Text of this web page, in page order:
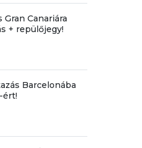
Canariára
+ repülőjegy!
Barcelonába
ért!